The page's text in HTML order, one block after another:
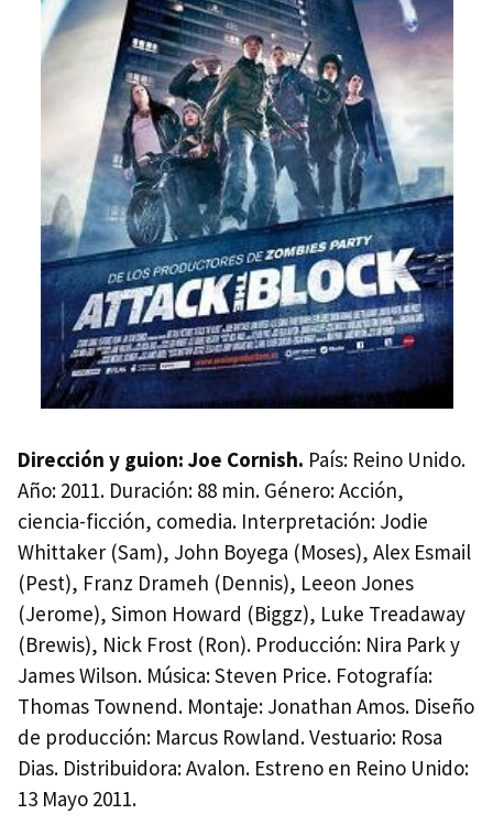
Dirección y guion: Joe Cornish. País: Reino Unido.
Año: 2011. Duración: 88 min. Género: Acción,
ciencia-ficción, comedia. Interpretación: Jodie
Whittaker (Sam), John Boyega (Moses), Alex Esmail
(Pest), Franz Drameh (Dennis), Leeon Jones
(Jerome), Simon Howard (Biggz), Luke Treadaway
(Brewis), Nick Frost (Ron). Producción: Nira Park y
James Wilson. Música: Steven Price. Fotografía:
Thomas Townend. Montaje: Jonathan Amos. Diseño
de producción: Marcus Rowland. Vestuario: Rosa
Dias. Distribuidora: Avalon. Estreno en Reino Unido:
13 Mayo 2011.